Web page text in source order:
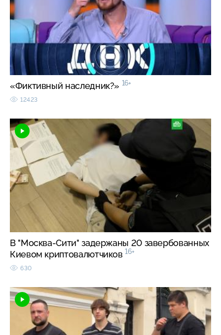
«Фиктивный наследник?» 16+
12423
В "Москва-Сити" задержаны 20 завербованных
Киевом криптовалютчиков 16+
630